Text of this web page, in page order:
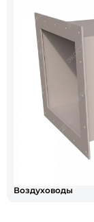
Воздуховоды